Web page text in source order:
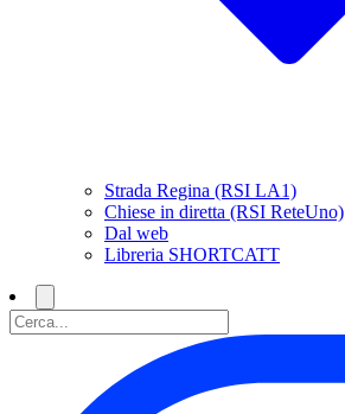
Strada Regina (RSI LA1)
Chiese in diretta (RSI ReteUno)
Dal web
Libreria SHORTCATT